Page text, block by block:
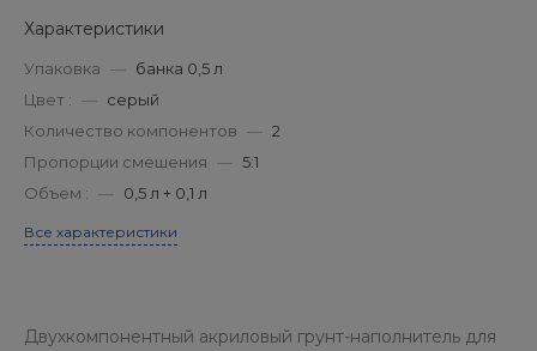
Характеристики
Упаковка — банка 0,5 л
Цвет : — серый
Количество компонентов — 2
Пропорции смешения — 5:1
Объем : — 0,5 л + 0,1 л
Все характеристики
Двухкомпонентный акриловый грунт-наполнитель для